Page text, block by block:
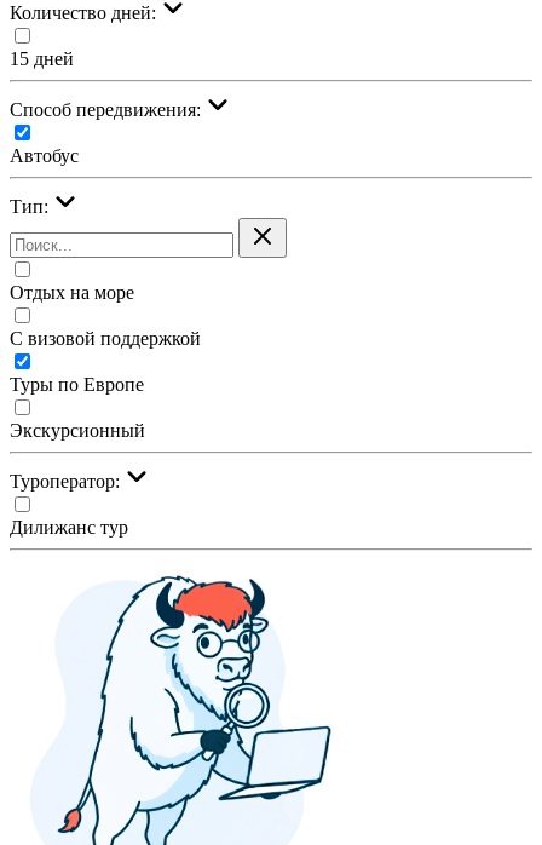
Количество дней:
15 дней
Cпособ передвижения:
Автобус
Тип:
Отдых на море
С визовой поддержкой
Туры по Европе
Экскурсионный
Туроператор:
Дилижанс тур